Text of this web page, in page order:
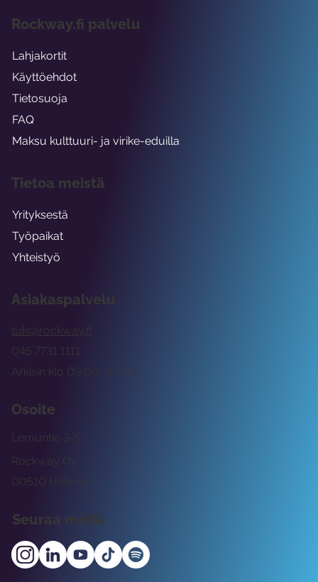
Asiakaspalvelu
tuki@rockway.fi
Arkisin klo 09:00 -15:00
045 7731 1111
Osoite
Rockway Oy
Lemuntie 3-5
00510 Helsinki
Seuraa meitä
Rockway.fi palvelu
Lahjakortit
Käyttöehdot
Tietosuoja
FAQ
Maksu kulttuuri- ja virike-eduilla
Tietoa meistä
Yrityksestä
Työpaikat
Yhteistyö